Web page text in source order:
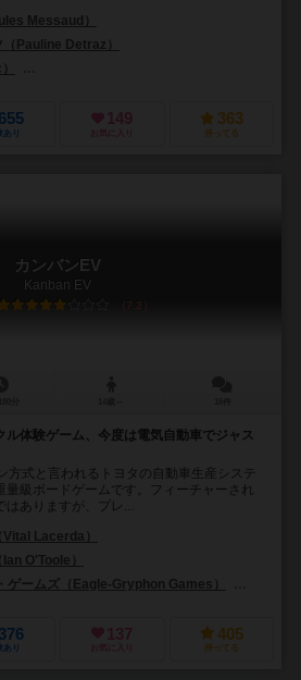
Messaud）
Pauline Detraz）
655
あり
149
お気に入り
363
持ってる
カンバンEV
Kanban EV
7.2
ル体験ゲーム、今度は電気自動車でジャス
式と言われるトヨタの自動車生産システ
量級ボードゲームです。フィーチャーされ
ありますが、プレ...
Lacerda）
O'Toole）
ゲームズ（Eagle-Gryphon Games）
376
あり
137
お気に入り
405
持ってる